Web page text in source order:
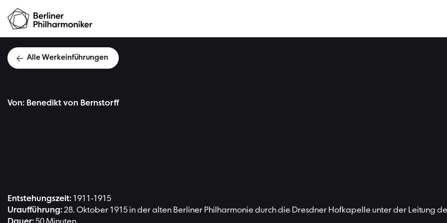
Alle Werkeinführungen
Von: Benedikt von Bernstorff
Entstehungszeit: 1911-1915
Uraufführung:28. Oktober 1915 in der alten Berliner Philharmonie durch die Dresdner Hofkapelle unter der Leitung